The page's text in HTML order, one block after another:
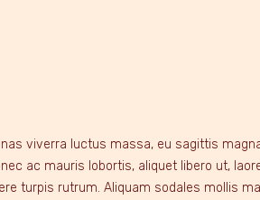
viverra luctus massa, eu sagittis
ac mauris lobortis, aliquet libero ut,
turpis rutrum. Aliquam sodales mollis